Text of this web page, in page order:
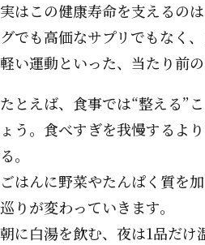
実はこの健康寿命を支えるの
グでも高価なサプリでもなく
軽い運動といった、当たり前の
たとえば、食事では“整える”
ょう。食べすぎを我慢するよ
る。
ごはんに野菜やたんぱく質を
巡りが変わっていきます。
朝に白湯を飲む、夜は1品だ